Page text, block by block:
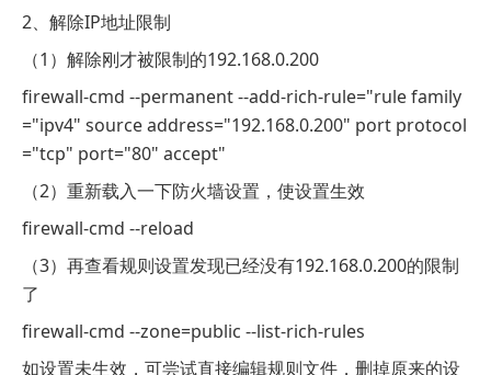
2、解除IP地址限制
（1）解除刚才被限制的192.168.0.200
firewall-cmd --permanent --add-rich-rule="rule family
="ipv4" source address="192.168.0.200" port protocol
="tcp" port="80" accept"
（2）重新载入一下防火墙设置，使设置生效
firewall-cmd --reload
（3）再查看规则设置发现已经没有192.168.0.200的限制
了
firewall-cmd --zone=public --list-rich-rules
如设置未生效，可尝试直接编辑规则文件，删掉原来的设